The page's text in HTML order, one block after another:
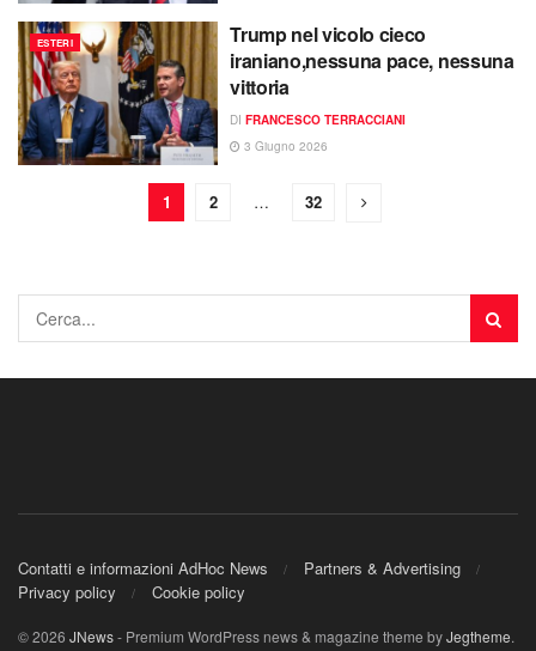
ESTERI
Trump nel vicolo cieco
iraniano,nessuna pace, nessuna
vittoria
DI FRANCESCO TERRACCIANI
3 Giugno 2026
1 2 … 32
Contatti e informazioni AdHoc News
Partners & Advertising
Privacy policy
Cookie policy
© 2026 JNews- Premium WordPress news & magazine theme byJegtheme.